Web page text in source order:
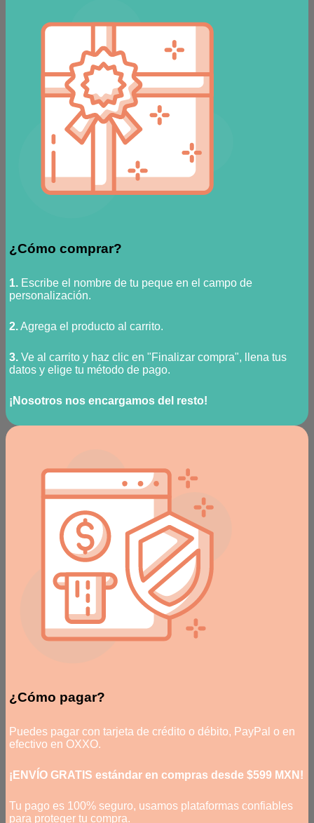
¿Cómo comprar?
1. Escribe el nombre de tu peque en el campo de
personalización.
2.Agrega el producto al carrito.
3. Ve al carrito y haz clic en "Finalizar compra", llena tus
datos y elige tu método de pago.
¡Nosotros nos encargamos del resto!
¿Cómo pagar?
Puedes pagar con tarjeta de crédito o débito, PayPal o en
efectivo en OXXO.
¡ENVÍO GRATIS estándar en compras desde $599 MXN!
Tu pago es 100% seguro, usamos plataformas confiables
para proteger tu compra.